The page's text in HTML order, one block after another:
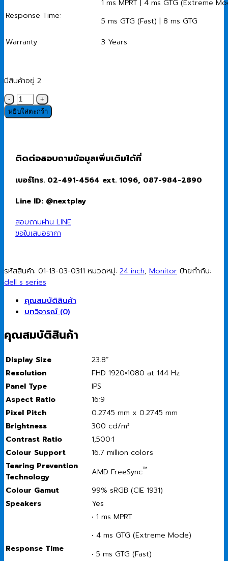
Response Time:
1 ms MPRT | 4 ms GTG (Extreme
5 ms GTG (Fast) | 8 ms GTG
Warranty
3 Years
มีสินค้าอยู่ 2
จำนวน
Monitor
(จอ
24
S2425HSM
23.8"
HDMI)
144Hz
หยิบใส่ตะกร้า
ติดต่อสอบถามข้อมูลเพิ่มเติมได้ที่
เบอร์โทร. 02-491-4564 ext. 1096, 087-984-2890
Line ID: @nextplay
สอบถามผ่าน LINE
ขอใบเสนอราคา
รหัสสินค้า: 01-13-03-0311 หมวดหมู่: 24 inch, Monitor ป้ายกำกับ:
dell s series
คุณสมบัติสินค้า
บทวิจารณ์ (0)
คุณสมบัติสินค้า
Display Size
23.8”
Resolution
FHD 1920×1080 at 144 Hz
Panel Type
IPS
Aspect Ratio
16:9
Pixel Pitch
0.2745 mm x 0.2745 mm
Brightness
300 cd/m²
Contrast Ratio
1,500:1
Colour Support
16.7 million colors
Tearing Prevention
Technology
AMD FreeSync™
Colour Gamut
99% sRGB (CIE 1931)
Speakers
Yes
Response Time
• 1 ms MPRT
• 4 ms GTG (Extreme Mode)
• 5 ms GTG (Fast)